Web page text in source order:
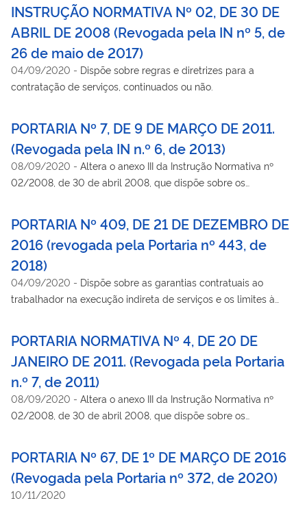
INSTRUÇÃO NORMATIVA Nº 02, DE 30 DE
ABRIL DE 2008 (Revogada pela IN nº 5, de
26 de maio de 2017)
04/09/2020 - Dispõe sobre regras e diretrizes para a
contratação de serviços, continuados ou não.
PORTARIA Nº 7, DE 9 DE MARÇO DE 2011.
(Revogada pela IN n.º 6, de 2013)
08/09/2020 - Altera o anexo III da Instrução Normativa nº
02/2008, de 30 de abril 2008, que dispõe sobre os
PORTARIA Nº 409, DE 21 DE DEZEMBRO DE
2016 (revogada pela Portaria nº 443, de
2018)
04/09/2020 - Dispõe sobre as garantias contratuais ao
trabalhador na execução indireta de serviços e os limites à
empresas estatais federais controladas pela União.
PORTARIA NORMATIVA Nº 4, DE 20 DE
JANEIRO DE 2011. (Revogada pela Portaria
n.º 7, de 2011)
08/09/2020 - Altera o anexo III da Instrução Normativa nº
02/2008, de 30 de abril 2008, que dispõe sobre os
PORTARIA Nº 67, DE 1º DE MARÇO DE 2016
(Revogada pela Portaria nº 372, de 2020)
10/11/2020